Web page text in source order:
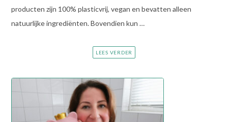
producten zijn 100% plasticvrij, vegan en bevatten alleen
natuurlijke ingrediënten. Bovendien kun …
LEES VERDER